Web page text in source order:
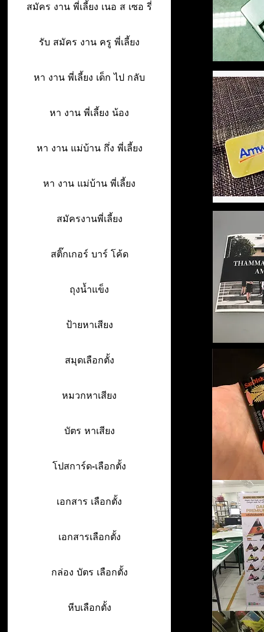
สมัคร งาน พี่เลี้ยง เนอ ส เซอ รี่
รับ สมัคร งาน ครู พี่เลี้ยง
หา งาน พี่เลี้ยง เด็ก ไป กลับ
หา งาน พี่เลี้ยง น้อง
หา งาน แม่บ้าน กึ่ง พี่เลี้ยง
หา งาน แม่บ้าน พี่เลี้ยง
สมัครงานพี่เลี้ยง
สติ๊กเกอร์ บาร์ โค้ด
ถุงน้ำแข็ง
ป้ายหาเสียง
สมุดเลือกตั้ง
หมวกหาเสียง
บัตร หาเสียง
โปสการ์ด-เลือกตั้ง
เอกสาร เลือกตั้ง
เอกสารเลือกตั้ง
กล่อง บัตร เลือกตั้ง
หีบเลือกตั้ง